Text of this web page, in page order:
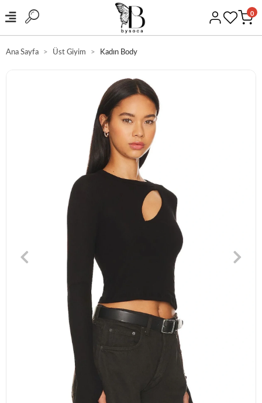
0
Ana Sayfa Üst Giyim Kadın Body